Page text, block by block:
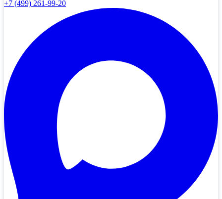
+7 (499) 261-99-20